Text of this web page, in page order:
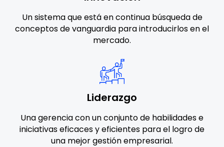
Un sistema que está en continua búsqueda de
conceptos de vanguardia para introducirlos en el
mercado.
Liderazgo
Una gerencia con un conjunto de habilidades e
iniciativas eficaces y eficientes para el logro de
una mejor gestión empresarial.